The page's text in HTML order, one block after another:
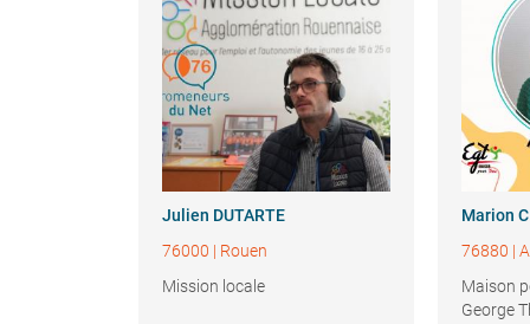
Julien DUTARTE
76000 | Rouen
Mission locale
Marion
76880 |
Maison
George